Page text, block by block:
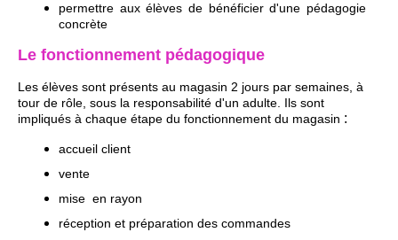
permettre aux élèves de bénéficier d'une pédagogie
concrète
Le fonctionnement pédagogique
Les élèves sont présents au magasin 2 jours par semaines, à
tour de rôle, sous la responsabilité d'un adulte. Ils sont
impliqués à chaque étape du fonctionnement du magasin :
accueil client
vente
mise en rayon
réception et préparation des commandes